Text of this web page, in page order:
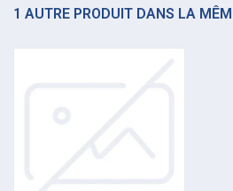
1 AUTRE PRODUIT DANS LA